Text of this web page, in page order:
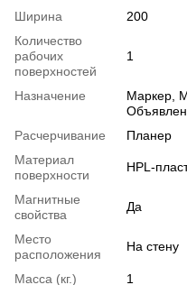
Ширина
200
Количество
рабочих
поверхностей
1
Назначение
Маркер,
Расчерчивание
Планер
Материал
поверхности
HPL-
Магнитные
свойства
Да
Место
расположения
На стену
Масса (кг.)
1